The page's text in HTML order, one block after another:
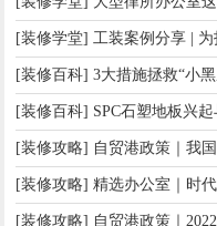
[装修学堂] 工装案例分享 |
[装修百科] 3大措施拯救“小
[装修百科] SPC石塑地板兴
[装修攻略] 精选办公室｜时代